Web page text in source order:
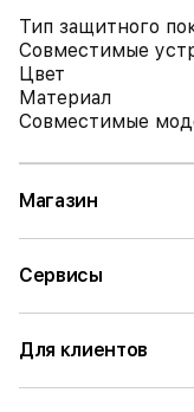
Тип защитного
Совместимые
Цвет
Материал
Совместимые
Магазин
Сервисы
Для клиентов